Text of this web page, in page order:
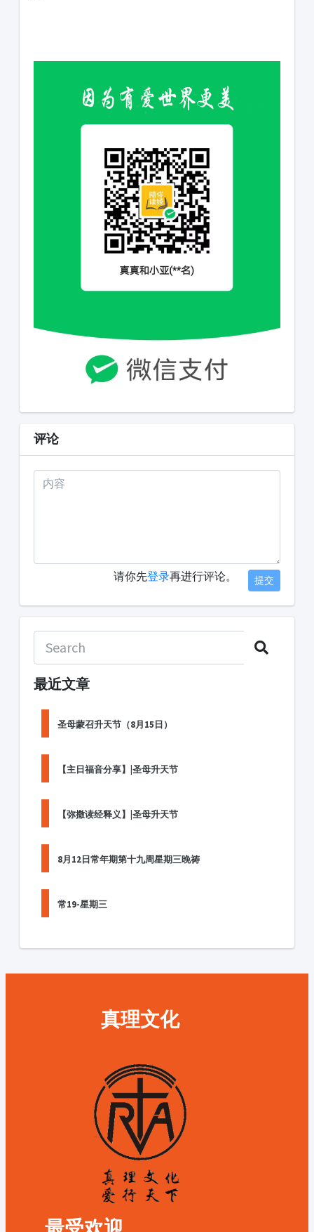
评论
请你先登录再进行评论。 提交
最近文章
圣母蒙召升天节（8月15日）
【主日福音分享】|圣母升天节
【弥撒读经释义】|圣母升天节
8月12日常年期第十九周星期三晚祷
常19-星期三
真理文化